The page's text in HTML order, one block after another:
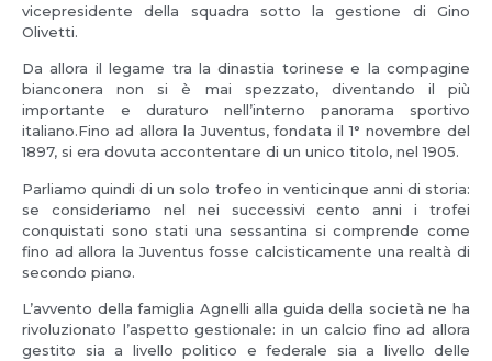
vicepresidente della squadra sotto la gestione di Gino
Olivetti.
Da allora il legame tra la dinastia torinese e la compagine
bianconera non si è mai spezzato, diventando il più
importante e duraturo nell’interno panorama sportivo
italiano.Fino ad allora la Juventus, fondata il 1° novembre del
1897, si era dovuta accontentare di un unico titolo, nel 1905.
Parliamo quindi di un solo trofeo in venticinque anni di storia:
se consideriamo nel nei successivi cento anni i trofei
conquistati sono stati una sessantina si comprende come
fino ad allora la Juventus fosse calcisticamente una realtà di
secondo piano.
L’avvento della famiglia Agnelli alla guida della società ne ha
rivoluzionato l’aspetto gestionale: in un calcio fino ad allora
gestito sia a livello politico e federale sia a livello delle